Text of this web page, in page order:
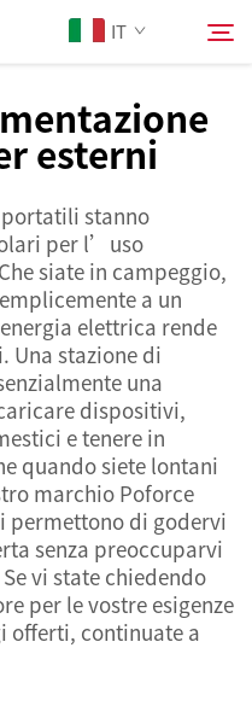
IT
esterni
stanno
per l’uso
siate in campeggio,
a un
elettrica rende
Una stazione di
una
dispositivi,
e tenere in
quando siete lontani
marchio Poforce
permettono di godervi
senza preoccuparvi
vi state chiedendo
per le vostre esigenze
offerti, continuate a